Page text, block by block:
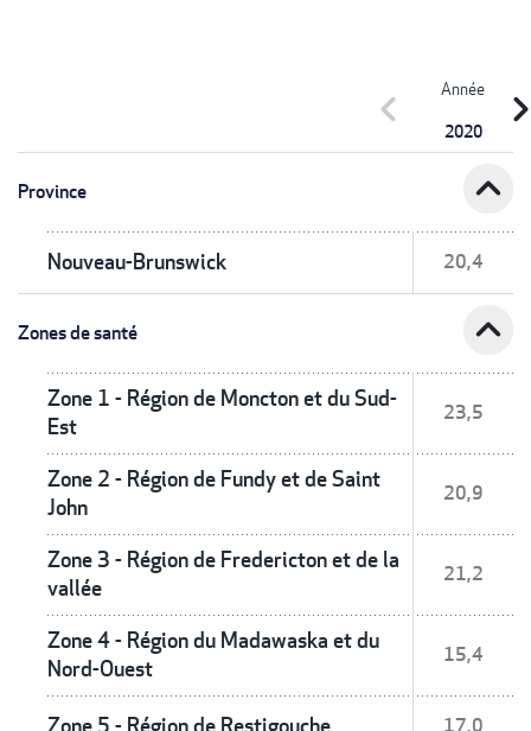
Année
2020
chevron_left
Province expand_less
Nouveau-Brunswick 20,4
Zones de santé expand_less
Zone 1 - Région de Moncton et du Sud-
Est
23,5
Zone 2 - Région de Fundy et de Saint
John
20,9
Zone 3 - Région de Fredericton et de la
vallée
21,2
Zone 4 - Région du Madawaska et du
Nord-Ouest
15,4
Zone 5 - Région de Restigouche 17,0